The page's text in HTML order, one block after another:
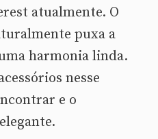
atualmente. O
puxa a
harmonia linda.
nesse
e o